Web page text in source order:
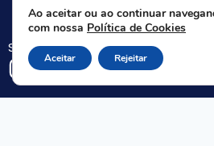
Whatsapp da
Siga-nos nas redes sociais:
Ao aceitar ou ao continuar
com nossa Política de Cookies
Aceitar Rejeitar